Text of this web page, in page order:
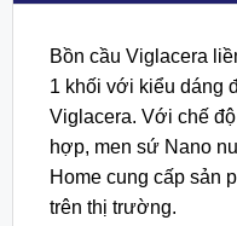
Bồn cầu Viglacera
1 khối với kiểu dáng
Viglacera. Với chế
hợp, men sứ Nano
Home cung cấp sản
trên thị trường.